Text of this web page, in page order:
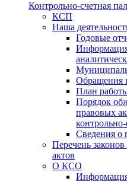
Контрольно-счетная
КСП
Наша
Годовые
Обращения
План
Порядок
правовых
Сведения о
Перечень
актов
О КСО